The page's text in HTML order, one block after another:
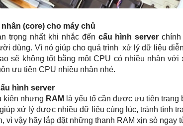
(core) cho máy chủ
trọng nhất khi nhắc đến cấu hình server
dùng. Vì nó giúp cho quá trình xử lý dữ liệu
sẽ không tốt bằng một CPU có nhiều nhân
ưu tiên CPU nhiều nhân nhé.
hình server
kiện nhưng RAM là yếu tố cần được ưu tiên trang
xử lý được nhiều dữ liệu cùng lúc, tránh tình
vì vậy hãy lắp đặt những thanh RAM xịn sò ngay